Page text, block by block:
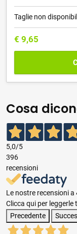
Taglie non
€ 9,65
Cosa
5,0/5
396
recensioni
Le nostre recensioni a
Clicca qui per leggerle
Precedente